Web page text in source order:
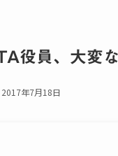
役員、大変
2017年7月18日